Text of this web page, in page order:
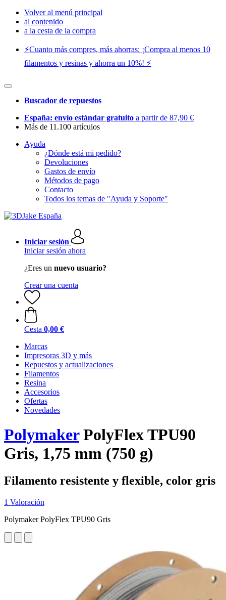
Volver al menú principal
al contenido
a la cesta de la compra
⚡️Cuanto más compres, más ahorras: ¡Compra al menos 10
filamentos y resinas y ahorra un 10%! ⚡️
Buscador de repuestos
España: envío estándar gratuito a partir de 87,90 €
Más de 11.100 artículos
Ayuda
¿Dónde está mi pedido?
Devoluciones
Gastos de envío
Métodos de pago
Contacto
Todos los temas de "Ayuda y Soporte"
Iniciar sesión
Iniciar sesión ahora
¿Eres un nuevo usuario?
Crear una cuenta
Cesta 0,00 €
Marcas
Impresoras 3D y más
Repuestos y actualizaciones
Filamentos
Resina
Accesorios
Ofertas
Novedades
PolymakerPolyFlex TPU90
Gris, 1,75 mm (750 g)
Filamento resistente y flexible, color gris
1 Valoración
Polymaker PolyFlex TPU90 Gris